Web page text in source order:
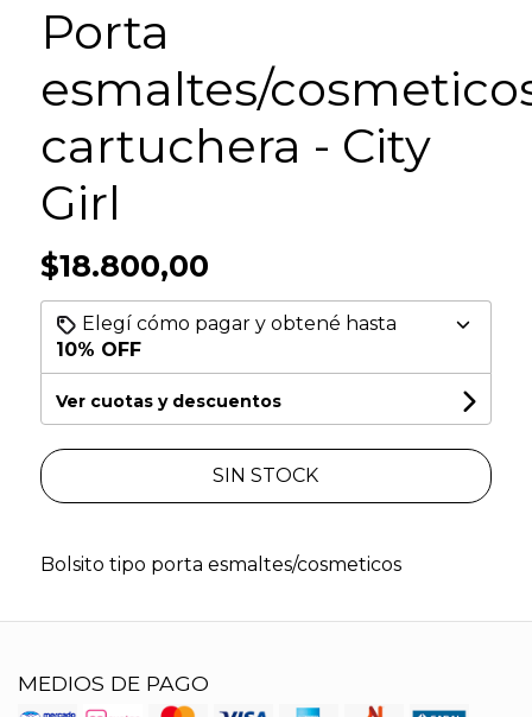
Porta
esmaltes/
cartuchera - City
Girl
$18.800,00
Elegí cómo pagar y obtené hasta
10% OFF
Ver cuotas y descuentos
SIN STOCK
Bolsito tipo porta esmaltes/cosmeticos
MEDIOS DE PAGO